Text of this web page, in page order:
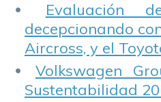
Evaluación
decepcionando
Aircross, y el
Volkswagen
Sustentabilidad